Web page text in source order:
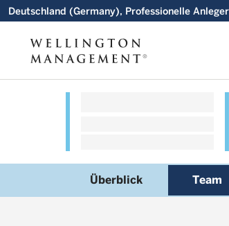
Deutschland (Germany), Professionelle Anleger
Überblick Team